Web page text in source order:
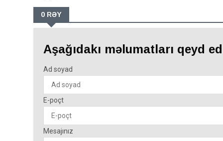
0 RƏY
Aşağıdakı məlumatları qeyd
Ad soyad
E-poçt
Mesajınız